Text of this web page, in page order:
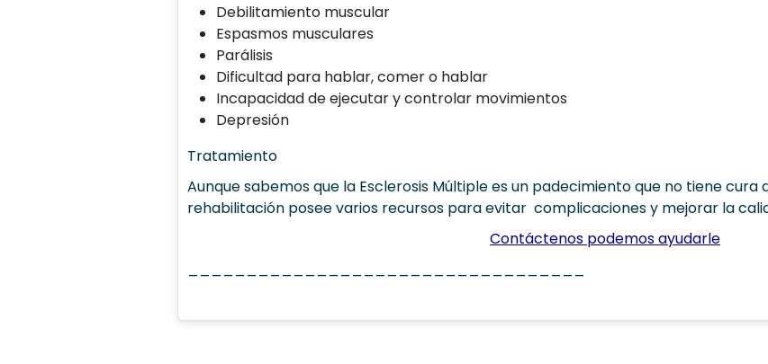
Debilitamiento muscular
Espasmos musculares
Parálisis
Dificultad para hablar, comer o hablar
Incapacidad de ejecutar y controlar movimientos
Depresión
Tratamiento
Aunque sabemos que la Esclerosis Múltiple es un padecimiento que no tiene
rehabilitación posee varios recursos para evitar complicaciones y mejorar la
Contáctenos podemos ayudarle